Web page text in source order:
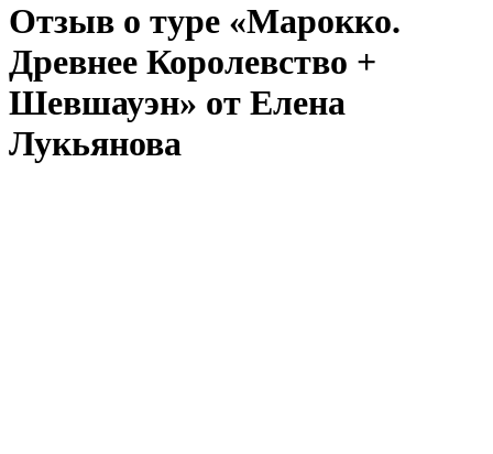
Отзыв о туре «Марокко.
Древнее Королевство +
Шевшауэн» от Елена
Лукьянова